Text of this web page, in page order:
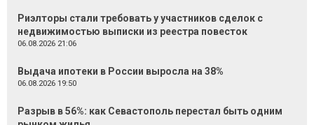
Риэлторы стали требовать у участников сделок с
недвижимостью выписки из реестра повесток
06.08.2026 21:06
Выдача ипотеки в России выросла на 38%
06.08.2026 19:50
Разрыв в 56%: как Севастополь перестал быть одним